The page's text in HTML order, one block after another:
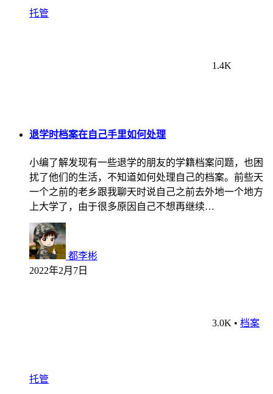
托管
1.4K
退学时档案在自己手里如何处理
小编了解发现有一些退学的朋友的学籍档案问题，也困
扰了他们的生活，不知道如何处理自己的档案。前些天
一个之前的老乡跟我聊天时说自己之前去外地一个地方
上大学了，由于很多原因自己不想再继续…
都李彬
2022年2月7日
3.0K • 档案
托管